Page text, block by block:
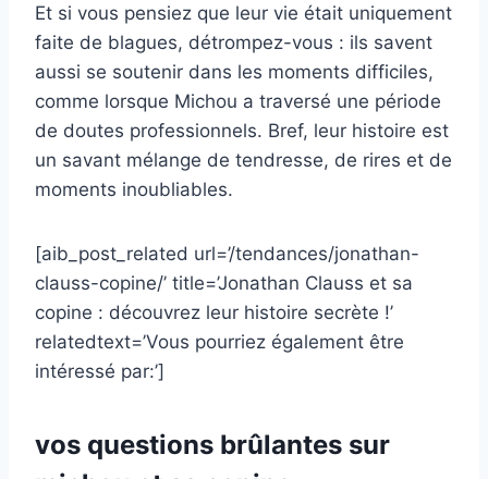
Et si vous pensiez que leur vie était uniquement
faite de blagues, détrompez-vous : ils savent
aussi se soutenir dans les moments difficiles,
comme lorsque Michou a traversé une période
de doutes professionnels. Bref, leur histoire est
un savant mélange de tendresse, de rires et de
moments inoubliables.
[aib_post_related url=’/tendances/jonathan-
clauss-copine/’ title=’Jonathan Clauss et sa
copine : découvrez leur histoire secrète !’
relatedtext=’Vous pourriez également être
intéressé par:’]
vos questions brûlantes sur